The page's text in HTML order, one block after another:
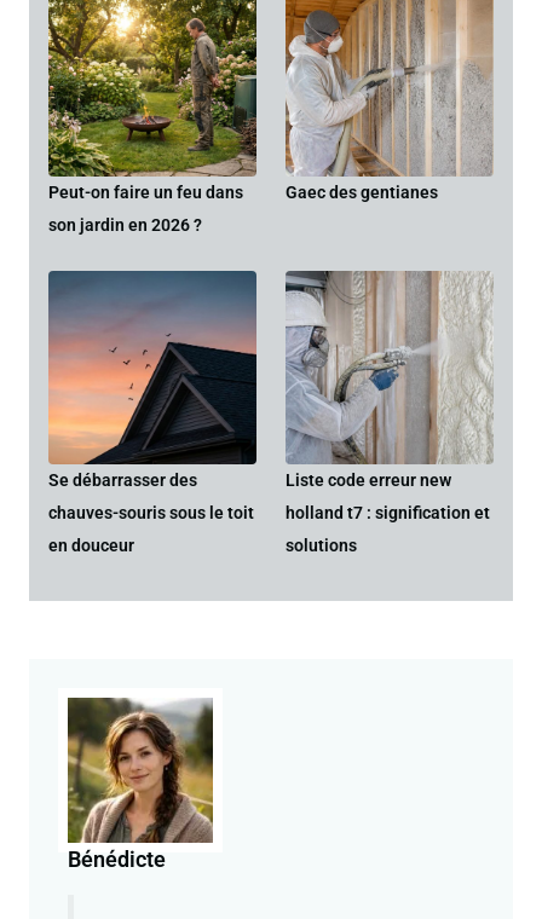
Peut-on faire un feu dans
son jardin en 2026 ?
Gaec des gentianes
Se débarrasser des
chauves-souris sous le toit
en douceur
Liste code erreur new
holland t7 : signification et
solutions
Bénédicte